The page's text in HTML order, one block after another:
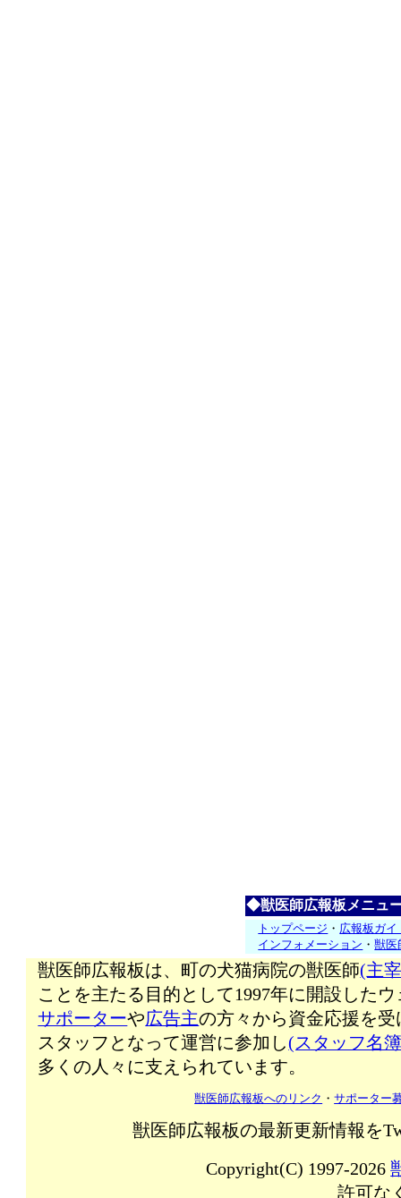
◆獣医師広報板メニュ
トップページ ・ 広報板ガイ
インフォメーション ・獣医
獣医師広報板は、町の犬猫病院の獣医師(主
ことを主たる目的として1997年に開設した
サポーターや広告主の方々から資金応援を受
スタッフとなって運営に参加し(スタッフ名
多くの人々に支えられています。
獣医師広報板へのリンク ・サポーター
獣医師広報板の最新更新情報を
Copyright(C) 1997-2026
許可な